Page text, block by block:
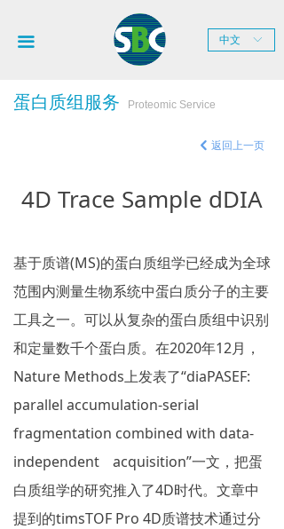
끀
新闻中心
ꀅ
中文
4D Trace Sample dDIA
基于质谱(MS)的蛋白质组学已经成为全球
范围内测量生物系统中蛋白质分子的主要
工具之一。可以从复杂的蛋白质组中识别
和定量数千个蛋白质。在2020年12月，
Nature Methods上发表了“diaPASEF:
parallel accumulation-serial
fragmentation combined with data-
independentﾠacquisition”一文，把蛋
白质组学的研究推入了4D时代。文章中
提到的timsTOF Pro 4D质谱技术通过分
蛋白质组服务 Proteomic Service
낒 返回上一页